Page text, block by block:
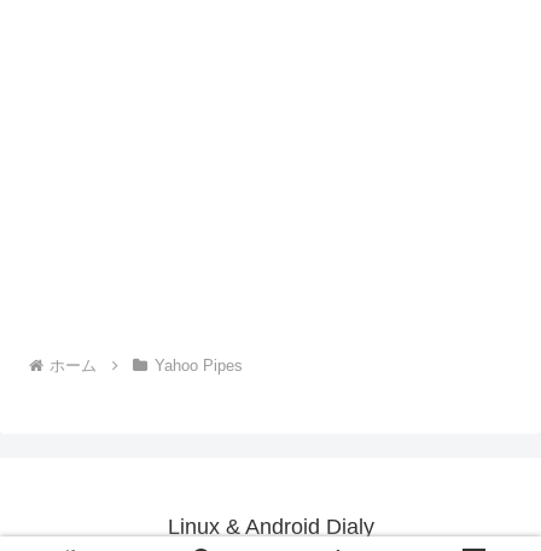
ホーム Yahoo Pipes
Linux & Android Dialy